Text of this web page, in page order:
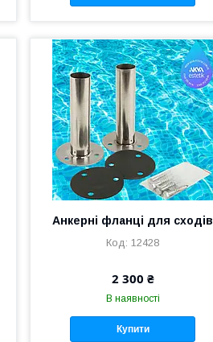
Анкерні фланці для сходів
12428
2 300 ₴
В наявності
Купити